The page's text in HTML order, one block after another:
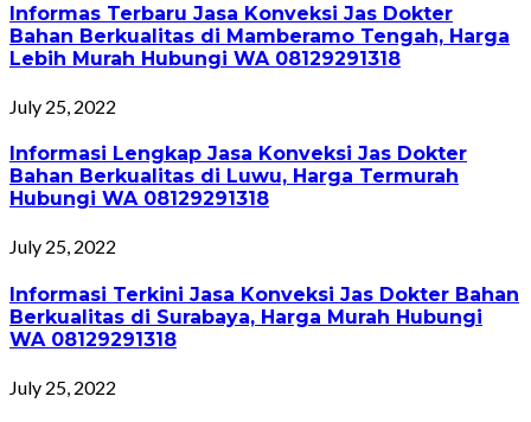
Informas Terbaru Jasa Konveksi Jas Dokter
Bahan Berkualitas di Mamberamo Tengah, Harga
Lebih Murah Hubungi WA 08129291318
July 25, 2022
Informasi Lengkap Jasa Konveksi Jas Dokter
Bahan Berkualitas di Luwu, Harga Termurah
Hubungi WA 08129291318
July 25, 2022
Informasi Terkini Jasa Konveksi Jas Dokter Bahan
Berkualitas di Surabaya, Harga Murah Hubungi
WA 08129291318
July 25, 2022